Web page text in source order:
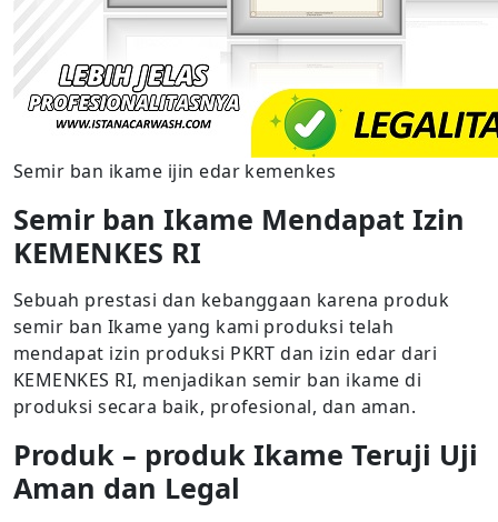
Semir ban ikame ijin edar kemenkes
Semir ban Ikame Mendapat Izin
KEMENKES RI
Sebuah prestasi dan kebanggaan karena produk
semir ban Ikame yang kami produksi telah
mendapat izin produksi PKRT dan izin edar dari
KEMENKES RI, menjadikan semir ban ikame di
produksi secara baik, profesional, dan aman.
Produk – produk Ikame Teruji Uji
Aman dan Legal